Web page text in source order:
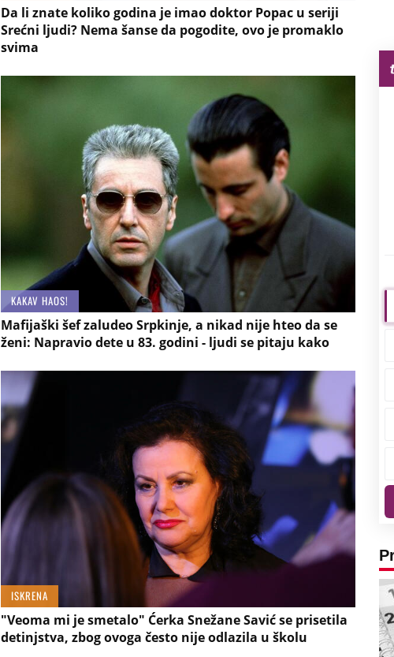
Da li znate koliko godina je imao doktor Popac u seriji
Srećni ljudi? Nema šanse da pogodite, ovo je promaklo
svima
KAKAV HAOS!
Mafijaški šef zaludeo Srpkinje, a nikad nije hteo da se
ženi: Napravio dete u 83. godini - ljudi se pitaju kako
ISKRENA
"Veoma mi je smetalo" Ćerka Snežane Savić se prisetila
detinjstva, zbog ovoga često nije odlazila u školu